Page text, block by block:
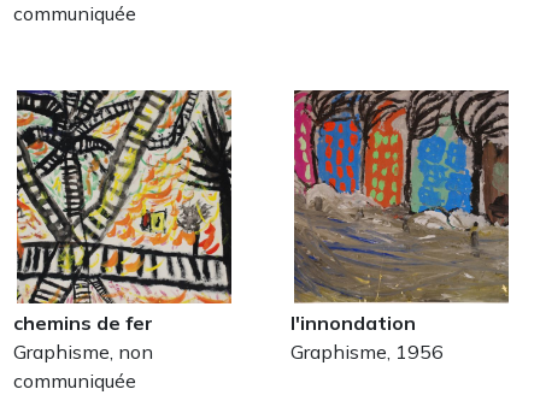
communiquée
chemins de fer
Graphisme, non
communiquée
l'innondation
Graphisme, 1956